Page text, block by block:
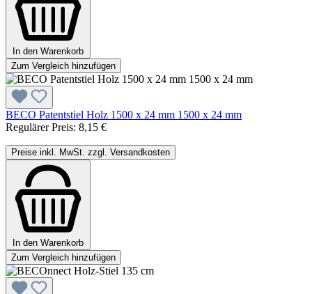
In den Warenkorb
Zum Vergleich hinzufügen
BECO Patentstiel Holz 1500 x 24 mm 1500 x 24 mm
Regulärer Preis: 8,15 €
Preise inkl. MwSt. zzgl. Versandkosten
In den Warenkorb
Zum Vergleich hinzufügen